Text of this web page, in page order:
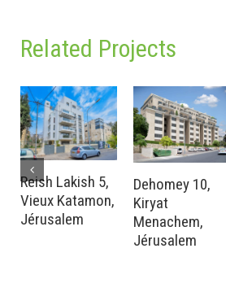
Related Projects
Reish Lakish 5,
Vieux Katamon,
Jérusalem
Dehomey 10,
Kiryat
Menachem,
Jérusalem